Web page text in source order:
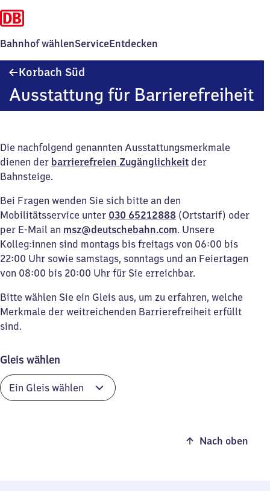
Bahnhof wählenServiceEntdecken
Korbach Süd
Ausstattung für Barrierefreiheit
Die nachfolgend genannten Ausstattungsmerkmale
dienen der barrierefreien Zugänglichkeit der
Bahnsteige.
Bei Fragen wenden Sie sich bitte an den
Mobilitätsservice unter 030 65212888 (Ortstarif) oder
per E-Mail an msz@deutschebahn.com. Unsere
Kolleg:innen sind montags bis freitags von 06:00 bis
22:00 Uhr sowie samstags, sonntags und an Feiertagen
von 08:00 bis 20:00 Uhr für Sie erreichbar.
Bitte wählen Sie ein Gleis aus, um zu erfahren, welche
Merkmale der weitreichenden Barrierefreiheit erfüllt
sind.
Gleis wählen
Nach oben